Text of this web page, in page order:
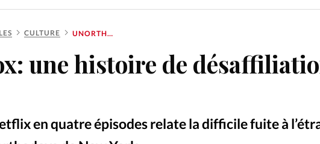
Les
CULTURE UNORTHODOX: UNE HISTOIRE DE DÉSAFFILIATION RELIGIEUSE
une histoire de
en quatre épisodes relate la difficile fuite à